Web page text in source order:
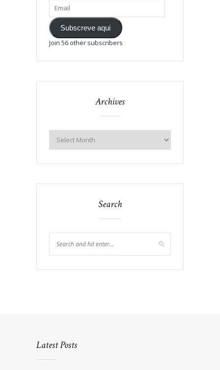
Subscreve aqui
Join 56 other subscribers
Archives
Search
Latest Posts